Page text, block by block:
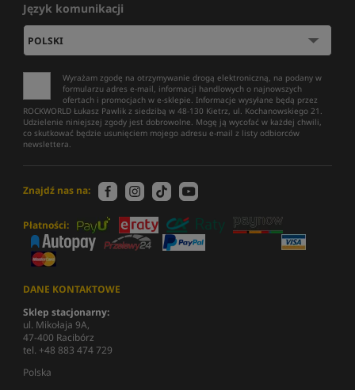
Język komunikacji
Wyrażam zgodę na otrzymywanie drogą elektroniczną, na podany w
formularzu adres e-mail, informacji handlowych o najnowszych
ofertach i promocjach w e-sklepie. Informacje wysyłane będą przez
ROCKWORLD Łukasz Pawlik z siedzibą w 48-130 Kietrz, ul. Kochanowskiego 21.
Udzielenie niniejszej zgody jest dobrowolne. Mogę ją wycofać w każdej chwili,
co skutkować będzie usunięciem mojego adresu e-mail z listy odbiorców
newslettera.
Znajdź nas na:
Płatności:
DANE KONTAKTOWE
Sklep stacjonarny:
ul. Mikołaja 9A,
47-400 Racibórz
tel. +48 883 474 729
Polska